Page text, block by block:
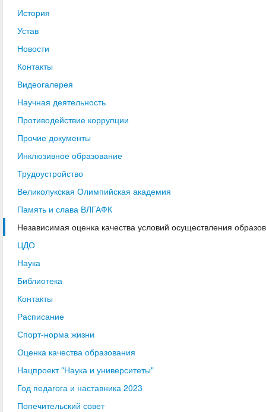
История
Устав
Новости
Контакты
Видеогалерея
Научная деятельность
Противодействие коррупции
Прочие документы
Инклюзивное образование
Трудоустройство
Великолукская Олимпийская академия
Память и слава ВЛГАФК
Независимая оценка качества условий осуществления
ЦДО
Наука
Библиотека
Контакты
Расписание
Спорт-норма жизни
Оценка качества образования
Нацпроект "Наука и университеты"
Год педагога и наставника 2023
Попечительский совет